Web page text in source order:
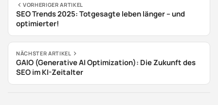
VORHERIGER ARTIKEL
SEO Trends 2025: Totgesagte leben länger – und
optimierter!
NÄCHSTER ARTIKEL
GAIO (Generative AI Optimization): Die Zukunft des
SEO im KI-Zeitalter